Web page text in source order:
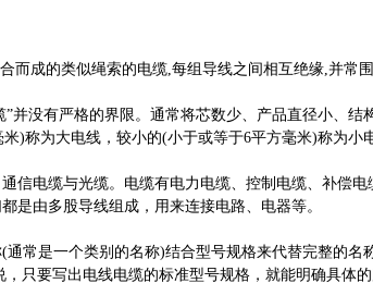
成的类似绳索的电缆,每组导线之间相互绝缘,并常
没有严格的界限。通常将芯数少、产品直径小、结
)称为大电线，较小的(小于或等于6平方毫米)称为小
电缆与光缆。电缆有电力电缆、控制电缆、补偿电
是由多股导线组成，用来连接电路、电器等。
是一个类别的名称)结合型号规格来代替完整的名
只要写出电线电缆的标准型号规格，就能明确具体